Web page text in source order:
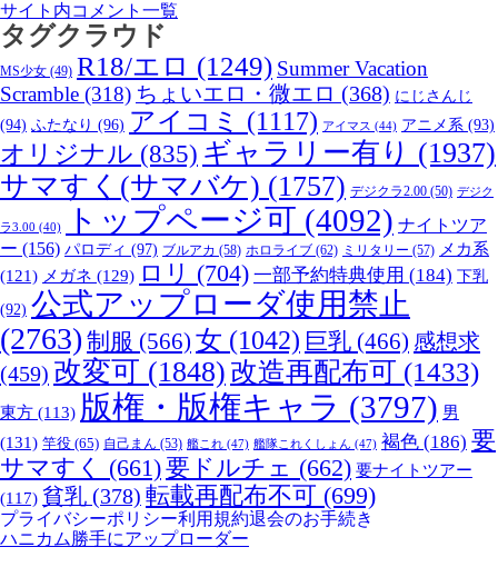
サイト内コメント一覧
タグクラウド
MS少女 (49) R18/エロ (1249) Summer Vacation
Scramble (318) ちょいエロ・微エロ (368) にじさんじ
(94) ふたなり (96) アイコミ (1117) アイマス (44) アニメ系 (93)
オリジナル (835) ギャラリー有り (1937)
サマすく(サマバケ) (1757) デジクラ2.00 (50) デジク
ラ3.00 (40) トップページ可 (4092) ナイトツア
ー (156) パロディ (97) ブルアカ (58) ホロライブ (62) ミリタリー (57) メカ系
(121) メガネ (129) ロリ (704) 一部予約特典使用 (184) 下乳
(92) 公式アップローダ使用禁止
(2763) 制服 (566) 女 (1042) 巨乳 (466) 感想求
(459) 改変可 (1848) 改造再配布可 (1433)
東方 (113) 版権・版権キャラ (3797) 男
(131) 竿役 (65) 自己まん (53) 艦これ (47) 艦隊これくしょん (47) 褐色 (186) 要
サマすく
(661)要ドルチェ (662) 要ナイトツアー
(117) 貧乳 (378) 転載再配布不可 (699)
プライバシーポリシー利用規約退会のお手続き
ハニカム勝手にアップローダー